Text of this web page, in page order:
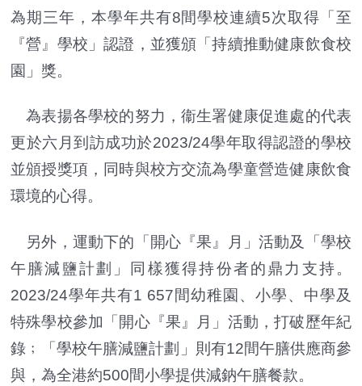
為期三年，本學年共有8間學校連續5次取得「至
『營』學校」認證，並獲頒「持續推動健康飲食校
園」獎。
為表揚各學校的努力，衞生署健康促進處的代表
更於六月到訪成功於2023/24學年取得認證的學校
並頒授獎項，同時與校方交流為學童營造健康飲食
環境的心得。
另外，運動下的「開心『果』月」活動及「學校
午膳減鹽計劃」同樣獲得持份者的鼎力支持。
2023/24學年共有1 657間幼稚園、小學、中學及
特殊學校參加「開心『果』月」活動，打破歷年紀
錄﹔「學校午膳減鹽計劃」則有12間午膳供應商參
與，為全港約500間小學提供減鈉午膳餐款。